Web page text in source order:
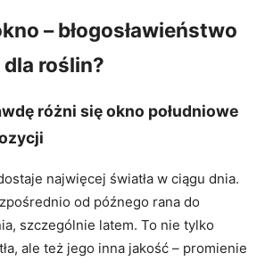
– błogosławieństwo
dla roślin?
różni się okno południowe
najwięcej światła w ciągu dnia.
od późnego rana do
szczególnie latem. To nie tylko
ale też jego inna jakość – promienie